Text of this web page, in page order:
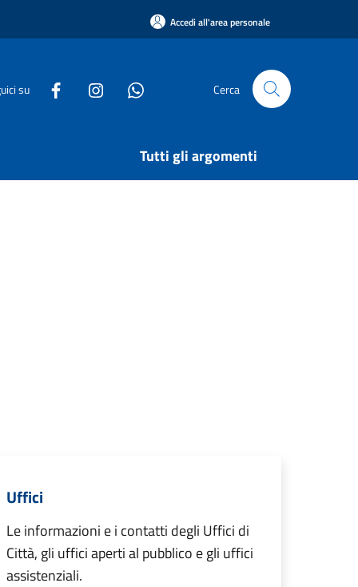
Accedi all'area personale
su Cerca
Tutti gli argomenti
Uffici
Le informazioni e i contatti degli Uffici di
Città, gli uffici aperti al pubblico e gli uffici
assistenziali.